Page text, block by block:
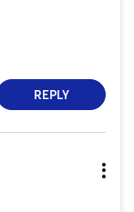
REPLY